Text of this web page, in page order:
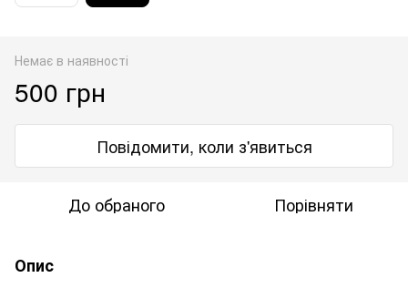
Немає в наявності
500 грн
Повідомити, коли з'явиться
До обраного Порівняти
Опис